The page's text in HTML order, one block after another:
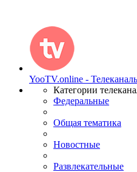
YooTV.online -
Категории
Федеральные
Общая тематика
Новостные
Развлекательные